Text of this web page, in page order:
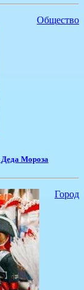
Общество
Деда Мороза
Город